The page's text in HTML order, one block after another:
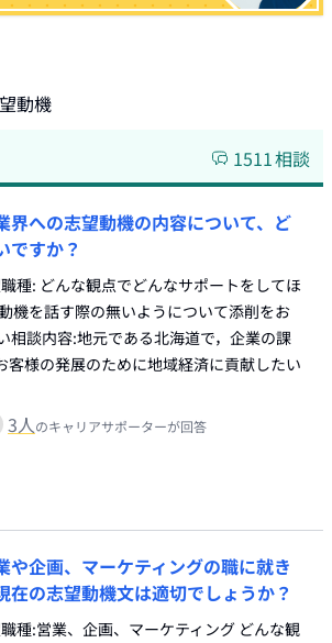
動機
1511相談
界への志望動機の内容について、ど
ですか？
種: どんな観点でどんなサポートをしてほ
機を話す際の無いようについて添削をお
相談内容:地元である北海道で，企業の課
客様の発展のために地域経済に貢献したい
3人のキャリアサポーターが回答
や企画、マーケティングの職に就き
在の志望動機文は適切でしょうか？
種:営業、企画、マーケティング どんな観